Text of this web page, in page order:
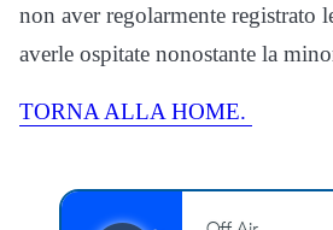
non aver regolarmente registrato
averle ospitate nonostante la
TORNA ALLA HOME.